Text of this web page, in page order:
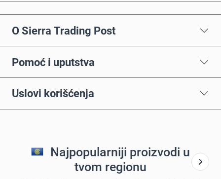
O Sierra Trading Post
Pomoć i uputstva
Uslovi korišćenja
Najpopularniji proizvodi u
tvom regionu